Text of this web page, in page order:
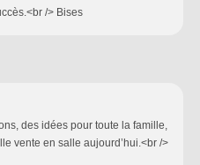
/> Bises
des idées pour toute la famille,
vente en salle aujourd’hui.<br />